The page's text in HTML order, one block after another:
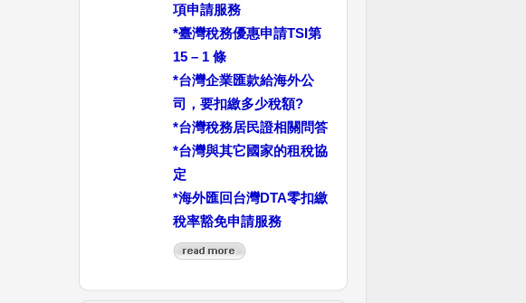
項申請服務
*臺灣稅務優惠申請TSI第
15 – 1 條
*台灣企業匯款給海外公
司，要扣繳多少稅額?
*台灣稅務居民證相關問答
*台灣與其它國家的租稅協
定
*海外匯回台灣DTA零扣繳
稅率豁免申請服務